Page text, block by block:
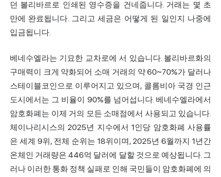
던 볼리바르로 인쇄된 영수증을 건네줍니다. 거래는 몇 초
만에 완료됩니다. 그리고 세금은 어떻게 된 일인지 나중에
입금됩니다.
베네수엘라는 기묘한 교차로에 서 있습니다. 볼리바르화의
구매력이 크게 약화되어 소매 거래의 약 60~70%가 달러나
스테이블코인으로 이루어지고 있으며, 콜롬비아국경 인근
도시에서는 그 비율이 90%를 넘어섭니다. 베네수엘라에서
암호화폐는 이제 거의 모든 소매점에서 사용되고 있습니다.
체이나리시스의 2025년 지수에서 1인당 암호화폐 사용률
은 세계 9위, 전체 순위는 18위이며, 2025년 6월까지 1년간
온체인 거래량은 446억 달러에 달할 것으로 예상됩니다. 그
러나 이러한 통화 정책 실패로 인해 국민들이 암호화폐에 의